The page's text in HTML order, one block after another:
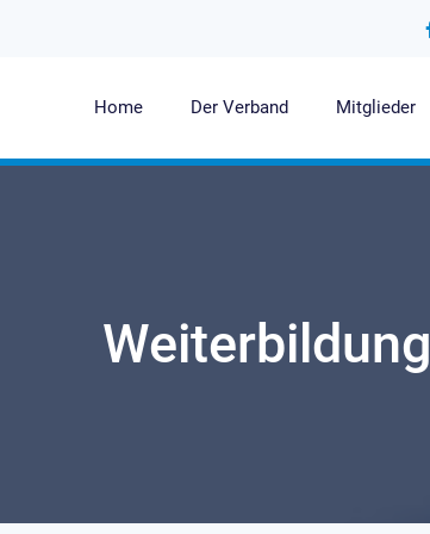
Home Der Verband Mitglieder
Weiterbildung